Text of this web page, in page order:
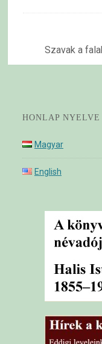
Szavak a
HONLAP
Magyar
English